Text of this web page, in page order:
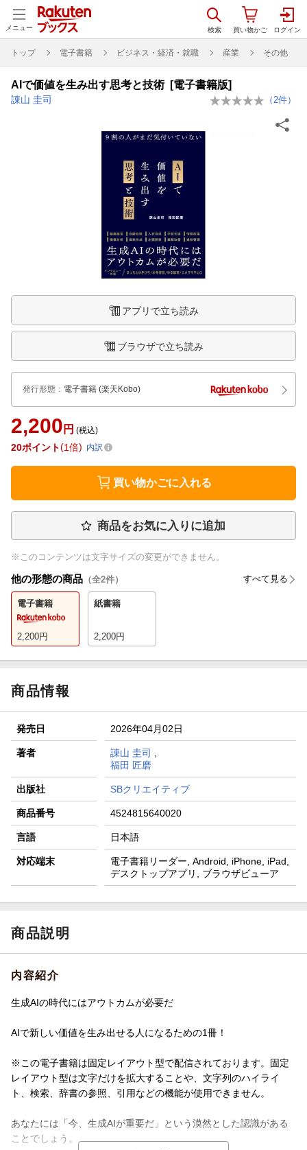
メニュー
トップ 電子書籍 ビジネス・経済・就職 産業 その他
AIで価値を生み出す思考と技術 [電子書籍版]
諌山 圭司 （2件）
アプリで立ち読み
ブラウザで立ち読み
発行形態 ： 電子書籍 (楽天Kobo)
2,200 円 (税込)
20ポイント 1倍 内訳
買い物かごに入れる
商品をお気に入りに追加
※このコンテンツは文字サイズの変更ができません。
他の形態の商品 （全2件） すべて見る
電子書籍
2,200円
紙書籍
2,200円
商品情報
発売日 2026年04月02日
著者 諌山 圭司
福田 匠磨
出版社 SBクリエイティブ
商品番号 4524815640020
言語 日本語
対応端末
電子書籍リーダー, Android, iPhone, iPad,
デスクトップアプリ, ブラウザビューア
商品説明
内容紹介
生成AIの時代にはアウトカムが必要だ
AIで新しい価値を生み出せる人になるための1冊！
※この電子書籍は固定レイアウト型で配信されております。固定
レイアウト型は文字だけを拡大することや、文字列のハイライ
ト、検索、辞書の参照、引用などの機能が使用できません。
あなたには「今、生成AIが重要だ」という漠然とした認識がある
ことでしょう。